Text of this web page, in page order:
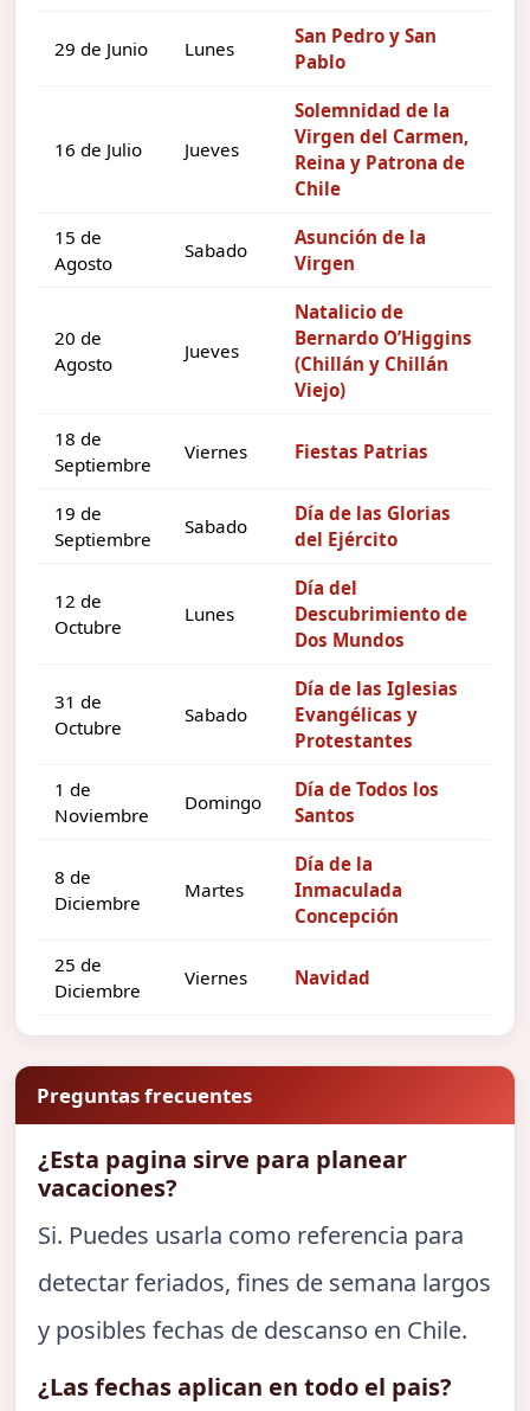
29 de Junio Lunes
San Pedro y San
Pablo
16 de Julio Jueves
Solemnidad de la
Virgen del Carmen,
Reina y Patrona de
Chile
15 de
Agosto
Sabado
Asunción de la
Virgen
20 de
Agosto
Jueves
Natalicio de
Bernardo O’Higgins
(Chillán y Chillán
Viejo)
18 de
Septiembre
Viernes Fiestas Patrias
19 de
Septiembre
Sabado
Día de las Glorias
del Ejército
12 de
Octubre
Lunes
Día del
Descubrimiento de
Dos Mundos
31 de
Octubre
Sabado
Día de las Iglesias
Evangélicas y
Protestantes
1 de
Noviembre
Domingo
Día de Todos los
Santos
8 de
Diciembre
Martes
Día de la
Inmaculada
Concepción
25 de
Diciembre
Viernes Navidad
Preguntas frecuentes
¿Esta pagina sirve para planear
vacaciones?
Si. Puedes usarla como referencia para
detectar feriados, fines de semana largos
y posibles fechas de descanso en Chile.
¿Las fechas aplican en todo el pais?